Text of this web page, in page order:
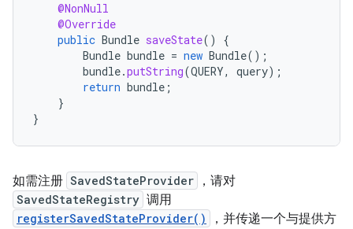
@NonNull
@Override
public Bundle saveState()
{
Bundle bundle = new Bundle();
bundle.putString(QUERY, query);
return bundle ;
}
}
如需注册 SavedStateProvider ，请对
SavedStateRegistry 调用
registerSavedStateProvider()
，并传递一个与提供方